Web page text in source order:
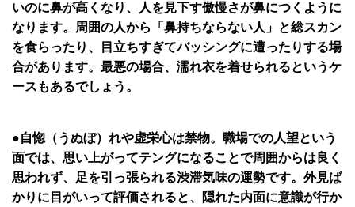
いのに鼻が高くなり、人を見下す傲慢さが鼻につくように
なります。周囲の人から「鼻持ちならない人」と総スカン
を食らったり、目立ちすぎてバッシングに遭ったりする場
合があります。最悪の場合、濡れ衣を着せられるというケ
ースもあるでしょう。
●自惚（うぬぼ）れや虚栄心は禁物。職場での人望という
面では、思い上がってテングになることで周囲からは良く
思われず、足を引っ張られる渋滞気味の運勢です。外見ば
かりに目がいって評価されると、隠れた内面に意識が行か